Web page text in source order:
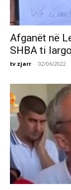
Afganët në
SHBA ti
tv zjarr - 02/06/2022